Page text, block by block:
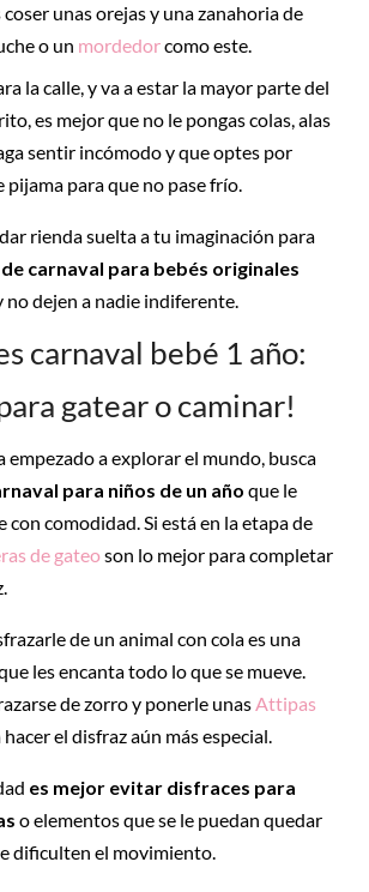
coser unas orejas y una zanahoria de
o un mordedorcomo este.
la calle, y va a estar la mayor parte del
es mejor que no le pongas colas, alas
sentir incómodo y que optes por
pijama para que no pase frío.
rienda suelta a tu imaginación para
carnaval para bebés originales
no dejen a nadie indiferente.
carnaval bebé 1 año:
gatear o caminar!
empezado a explorar el mundo, busca
para niños de un año que le
con comodidad. Si está en la etapa de
de gateoson lo mejor para completar
de un animal con cola es una
les encanta todo lo que se mueve.
de zorro y ponerle unasAttipas
el disfraz aún más especial.
es mejor evitar disfraces para
o elementos que se le puedan quedar
dificulten el movimiento.